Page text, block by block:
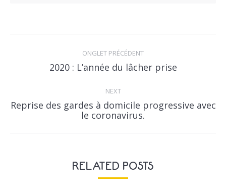
NAVIGATIONONGLET PRÉCÉDENT
Previous
2020 : L’année du lâcher prise
NEXT
Next
Reprise des gardes à domicile progressive avec
le coronavirus.
RELATED POSTS